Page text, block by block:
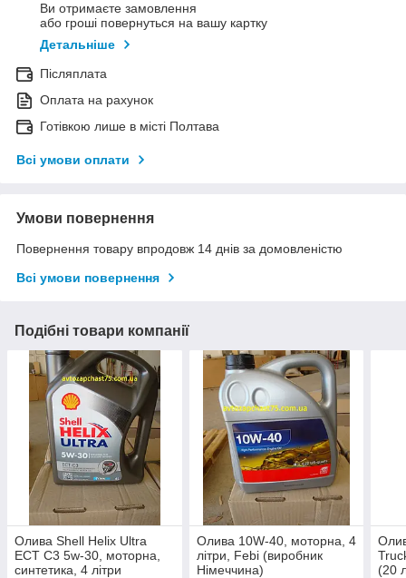
Ви отримаєте замовлення
або гроші повернуться на вашу картку
Детальніше
Післяплата
Оплата на рахунок
Готівкою лише в місті Полтава
Всі умови оплати
Умови повернення
Повернення товару впродовж 14 днів за домовленістю
Всі умови повернення
Подібні товари компанії
Олива Shell Helix Ultra
ECT C3 5w-30, моторна,
синтетика, 4 літри
Олива 10W-40, моторна, 4
літри, Febi (виробник
Німеччина)
(20